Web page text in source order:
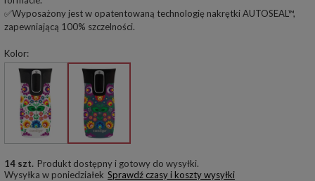
✅Wyposażony jest w opatentowaną technologię nakrętki AUTOSEAL™,
zapewniającą 100% szczelności.
Kolor
14 szt. Produkt dostępny i gotowy do wysyłki
Wysyłka w poniedziałek Sprawdź czasy i koszty wysyłki